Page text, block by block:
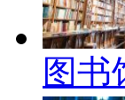
图书